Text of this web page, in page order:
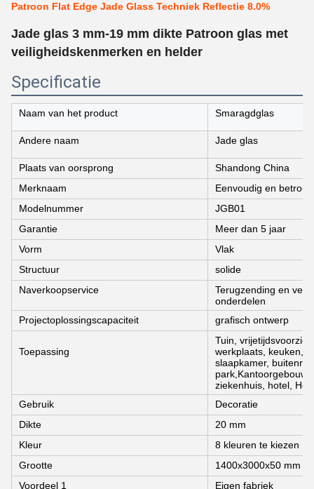
Patroon Flat Edge Jade Glass Techniek Reflectie 8.0%
Jade glas 3 mm-19 mm dikte Patroon glas met
veiligheidskenmerken en helder
Specificatie
Naam van het product Smaragdglas
Andere naam Jade glas
Plaats van oorsprong
Shandong China
Merknaam
Eenvoudig en
Modelnummer
JGB01
Garantie
Meer dan 5 jaar
Vorm
Vlak
Structuur
solide
Naverkoopservice
Terugzending en
onderdelen
Projectoplossingscapaciteit
grafisch ontwerp
Toepassing
Tuin,
werkplaats, keuken,
slaapkamer,
ziekenhuis, hotel,
Gebruik
Decoratie
Dikte
20 mm
Kleur
8 kleuren te kiezen
Grootte
1400x3000x50 mm /
Voordeel 1
Eigen fabriek